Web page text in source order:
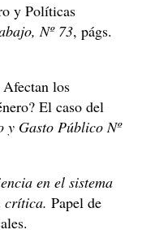
y Políticas
Nº 73, págs.
los
El caso del
y Gasto Público Nº
en el sistema
crítica. Papel de